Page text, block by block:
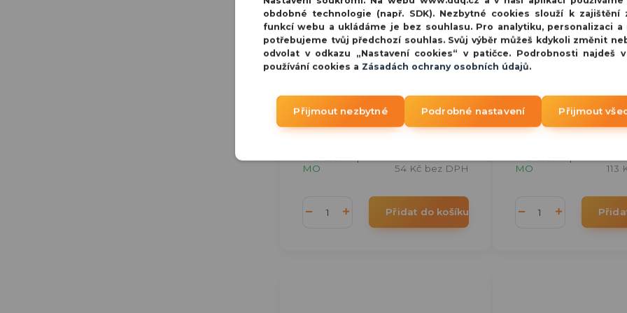
DDQ DD-2DIST pasivní napájecí
2-násobný rozbočovač
Pasivní napájecí 2 násobný
2DISTJednoduchý pasivní
kabelový rozbočovač napájecí
napětí...
54 Kč bez DPH
MO
Přidat do košíku
DDQ DD-8DIST
8-násobný
Pasivní napájecí 8
8DISTJednoduchý
kabelový
napětí...
113
MO
obdobné technologie (např. SDK). Nezbytné cookies slouží k zajištění
funkcí webu a ukládáme je bez souhlasu. Pro analytiku, personalizaci a
potřebujeme tvůj předchozí souhlas. Svůj výběr můžeš kdykoli změnit
odvolat v odkazu „Nastavení cookies“ v patičce. Podrobnosti najdeš v
používání cookies a Zásadách ochrany osobních údajů.
Přijmout nezbytné Podrobné nastavení Přijmout